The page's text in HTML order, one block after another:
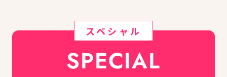
スペシャル
SPECIAL